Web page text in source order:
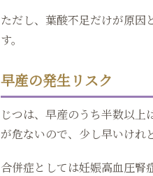
ただし、葉酸不足だけが原因
す。
早産の発生リスク
じつは、早産のうち半数以
が危ないので、少し早いけれ
合併症としては妊娠高血圧腎